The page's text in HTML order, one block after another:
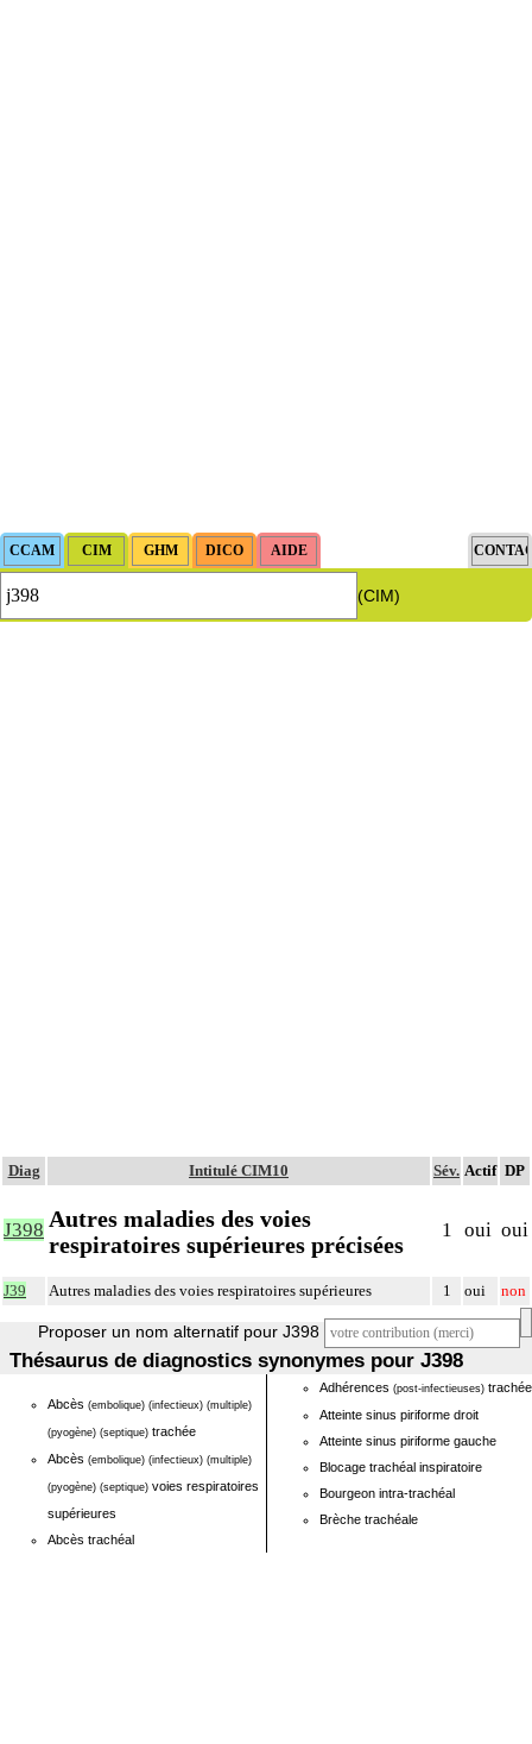
(CIM)
Diag Intitulé CIM10 Sév. Actif DP
J398 Autres maladies des voies
respiratoires supérieures précisées
1 oui oui
J39 Autres maladies des voies respiratoires supérieures 1 oui non
Proposer un nom alternatif pour J398
Thésaurus de diagnostics synonymes pour J398
Abcès (embolique) (infectieux) (multiple)
(pyogène) (septique) trachée
Abcès (embolique) (infectieux) (multiple)
(pyogène) (septique) voies respiratoires
supérieures
Abcès trachéal
Adhérences (post-infectieuses) trachée
Atteinte sinus piriforme droit
Atteinte sinus piriforme gauche
Blocage trachéal inspiratoire
Bourgeon intra-trachéal
Brèche trachéale